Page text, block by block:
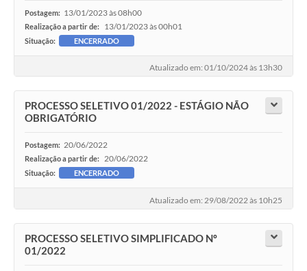
Postagem: 13/01/2023 às 08h00
Realização a partir de: 13/01/2023 às 00h01
Situação: ENCERRADO
Atualizado em: 01/10/2024 às 13h30
PROCESSO SELETIVO 01/2022 - ESTÁGIO NÃO
OBRIGATÓRIO
Postagem: 20/06/2022
Realização a partir de: 20/06/2022
Situação: ENCERRADO
Atualizado em: 29/08/2022 às 10h25
PROCESSO SELETIVO SIMPLIFICADO Nº
01/2022